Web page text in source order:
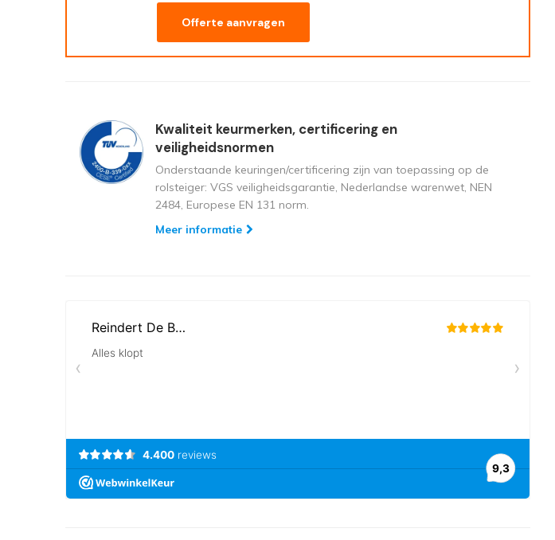
Offerte aanvragen
Kwaliteit keurmerken, certificering en
veiligheidsnormen
Onderstaande keuringen/certificering zijn van toepassing op de
rolsteiger: VGS veiligheidsgarantie, Nederlandse warenwet, NEN
2484, Europese EN 131 norm.
Meer informatie